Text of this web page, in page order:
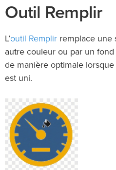
Outil Remplir
L’outil Remplir remplace une
autre couleur ou par un
de manière optimale lorsque
est uni.